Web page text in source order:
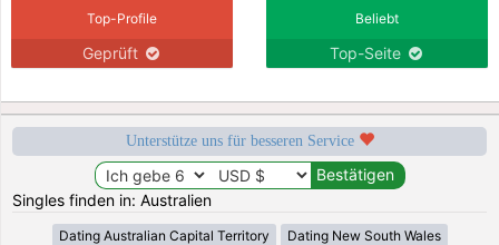
Top-Profile
Geprüft
Beliebt
Top-Seite
Unterstütze uns für besseren Service
Singles finden in: Australien
Dating Australian Capital Territory Dating New South Wales